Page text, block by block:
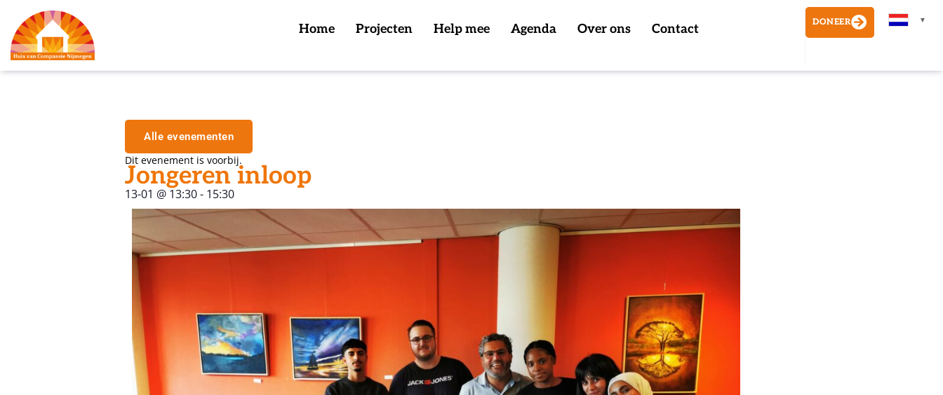
Home Projecten Help mee Agenda Over ons Contact DONEER ▼
Alle evenementen
Dit evenement is voorbij.
Jongeren inloop
13-01 @ 13:30- 15:30